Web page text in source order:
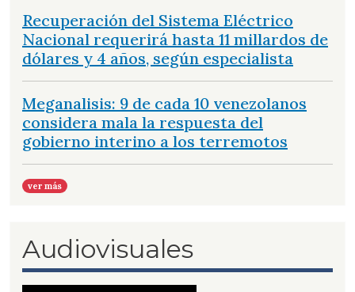
Recuperación del Sistema Eléctrico
Nacional requerirá hasta 11 millardos de
dólares y 4 años, según especialista
Meganalisis: 9 de cada 10 venezolanos
considera mala la respuesta del
gobierno interino a los terremotos
ver más
Audiovisuales